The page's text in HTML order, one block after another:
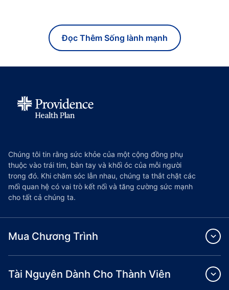
Đọc Thêm Sống lành mạnh
Chúng tôi tin rằng sức khỏe của một cộng đồng phụ
thuộc vào trái tim, bàn tay và khối óc của mỗi người
trong đó. Khi chăm sóc lẫn nhau, chúng ta thắt chặt các
mối quan hệ có vai trò kết nối và tăng cường sức mạnh
cho tất cả chúng ta.
Mua Chương Trình
Tài Nguyên Dành Cho Thành Viên